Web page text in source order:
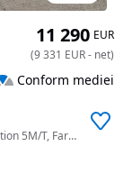
999 cm3 • 95 CP • Skoda Fabia 1.0 TSI 95 CP Ambition 5M/T, Faruri LED,GARANTIE 3 ANI,TVA
11 290 EUR
(9 331 EUR- net)
Conform mediei